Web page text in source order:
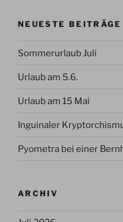
NEUESTE BEITRÄGE
Sommerurlaub Juli
Urlaub am 5.6.
Urlaub am 15 Mai
Inguinaler
Pyometra bei einer
ARCHIV